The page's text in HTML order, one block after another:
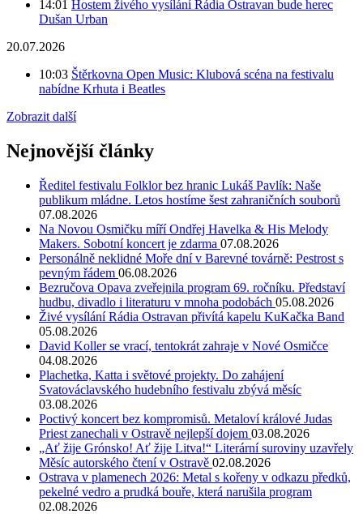
14:01 Hostem živého vysílání Rádia Ostravan bude herec
Dušan Urban
20.07.2026
10:03 Štěrkovna Open Music: Klubová scéna na festivalu
nabídne Krhuta i Beatles
Zobrazit další
Nejnovější články
Ředitel festivalu Folklor bez hranic Lukáš Pavlík: Naše
publikum mládne. Letos hostíme šest zahraničních souborů
07.08.2026
Na Novou Osmičku míří Ondřej Havelka & His Melody
Makers. Sobotní koncert je zdarma 07.08.2026
Personálně neklidné Moře dní v Barevné továrně: Pestrost s
pevným řádem 06.08.2026
Bezručova Opava zveřejnila program 69. ročníku. Představí
hudbu, divadlo i literaturu v mnoha podobách 05.08.2026
Živé vysílání Rádia Ostravan přivítá kapelu KuKačka Band
05.08.2026
David Koller se vrací, tentokrát zahraje v Nové Osmičce
04.08.2026
Plachetka, Katta i světové projekty. Do zahájení
Svatováclavského hudebního festivalu zbývá měsíc
03.08.2026
Poctivý koncert bez kompromisů. Metaloví králové Judas
Priest zanechali v Ostravě nejlepší dojem 03.08.2026
„Ať žije Grónsko! Ať žije Litva!“ Literární suroviny uzavřely
Měsíc autorského čtení v Ostravě 02.08.2026
Ostrava v plamenech 2026: Metal s kořeny v odkazu předků,
pekelné vedro a prudká bouře, která narušila program
02.08.2026